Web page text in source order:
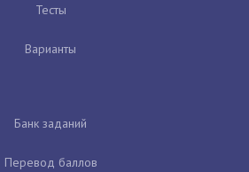
Тесты
Варианты
Банк заданий
Перевод баллов